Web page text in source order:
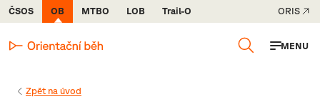
ČSOS OB MTBO LOB Trail-O ORIS
MENU
Zpět na úvod